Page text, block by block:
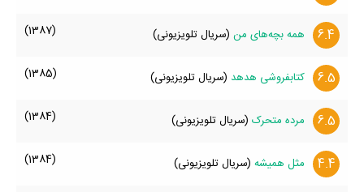
6.4 همه بچه‌های من (سریال تلویزیونی) (1387)
6.5 کتابفروشی هدهد (سریال تلویزیونی) (1385)
6.5 مرده متحرک (سریال تلویزیونی) (1384)
4.4 مثل همیشه (سریال تلویزیونی) (1384)